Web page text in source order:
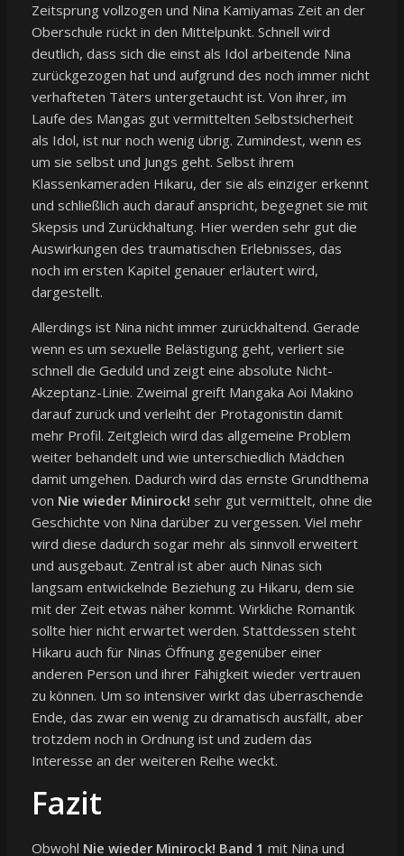
Zeitsprung vollzogen und Nina Kamiyamas Zeit an der
Oberschule rückt in den Mittelpunkt. Schnell wird
deutlich, dass sich die einst als Idol arbeitende Nina
zurückgezogen hat und aufgrund des noch immer nicht
verhafteten Täters untergetaucht ist. Von ihrer, im
Laufe des Mangas gut vermittelten Selbstsicherheit
als Idol, ist nur noch wenig übrig. Zumindest, wenn es
um sie selbst und Jungs geht. Selbst ihrem
Klassenkameraden Hikaru, der sie als einziger erkennt
und schließlich auch darauf anspricht, begegnet sie mit
Skepsis und Zurückhaltung. Hier werden sehr gut die
Auswirkungen des traumatischen Erlebnisses, das
noch im ersten Kapitel genauer erläutert wird,
dargestellt.
Allerdings ist Nina nicht immer zurückhaltend. Gerade
wenn es um sexuelle Belästigung geht, verliert sie
schnell die Geduld und zeigt eine absolute Nicht-
Akzeptanz-Linie. Zweimal greift Mangaka Aoi Makino
darauf zurück und verleiht der Protagonistin damit
mehr Profil. Zeitgleich wird das allgemeine Problem
weiter behandelt und wie unterschiedlich Mädchen
damit umgehen. Dadurch wird das ernste Grundthema
von Nie wieder Minirock! sehr gut vermittelt, ohne die
Geschichte von Nina darüber zu vergessen. Viel mehr
wird diese dadurch sogar mehr als sinnvoll erweitert
und ausgebaut. Zentral ist aber auch Ninas sich
langsam entwickelnde Beziehung zu Hikaru, dem sie
mit der Zeit etwas näher kommt. Wirkliche Romantik
sollte hier nicht erwartet werden. Stattdessen steht
Hikaru auch für Ninas Öffnung gegenüber einer
anderen Person und ihrer Fähigkeit wieder vertrauen
zu können. Um so intensiver wirkt das überraschende
Ende, das zwar ein wenig zu dramatisch ausfällt, aber
trotzdem noch in Ordnung ist und zudem das
Interesse an der weiteren Reihe weckt.
Fazit
Obwohl Nie wieder Minirock! Band 1 mit Nina und